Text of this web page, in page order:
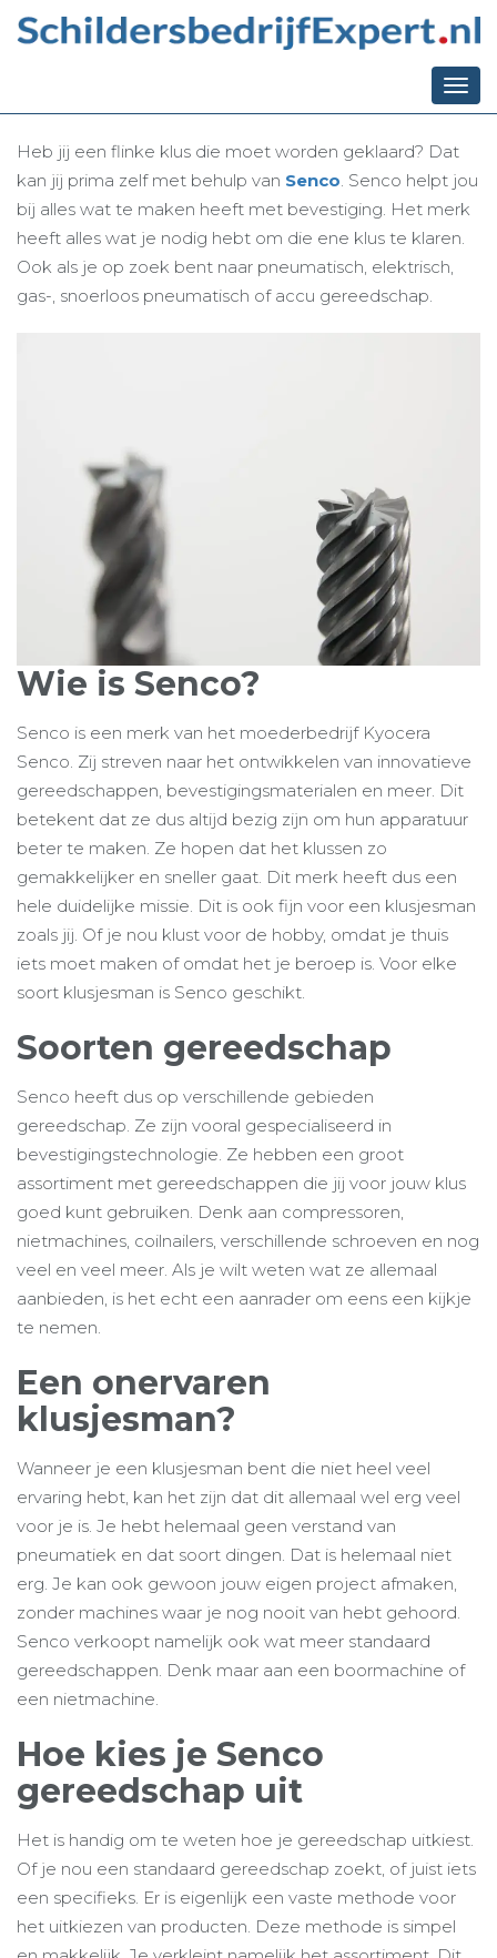
Ga terug naar het overzicht
Alles over het merk
Heb jij een flinke klus die moet worden geklaard? Dat
kan jij prima zelf met behulp van Senco. Senco helpt jou
bij alles wat te maken heeft met bevestiging. Het merk
heeft alles wat je nodig hebt om die ene klus te klaren.
Ook als je op zoek bent naar pneumatisch, elektrisch,
gas-, snoerloos pneumatisch of accu gereedschap.
Wie is Senco?
Senco is een merk van het moederbedrijf Kyocera
Senco. Zij streven naar het ontwikkelen van innovatieve
gereedschappen, bevestigingsmaterialen en meer. Dit
betekent dat ze dus altijd bezig zijn om hun apparatuur
beter te maken. Ze hopen dat het klussen zo
gemakkelijker en sneller gaat. Dit merk heeft dus een
hele duidelijke missie. Dit is ook fijn voor een klusjesman
zoals jij. Of je nou klust voor de hobby, omdat je thuis
iets moet maken of omdat het je beroep is. Voor elke
soort klusjesman is Senco geschikt.
Soorten gereedschap
Senco heeft dus op verschillende gebieden
gereedschap. Ze zijn vooral gespecialiseerd in
bevestigingstechnologie. Ze hebben een groot
assortiment met gereedschappen die jij voor jouw klus
goed kunt gebruiken. Denk aan compressoren,
nietmachines, coilnailers, verschillende schroeven en nog
veel en veel meer. Als je wilt weten wat ze allemaal
aanbieden, is het echt een aanrader om eens een kijkje
te nemen.
Een onervaren
klusjesman?
Wanneer je een klusjesman bent die niet heel veel
ervaring hebt, kan het zijn dat dit allemaal wel erg veel
voor je is. Je hebt helemaal geen verstand van
pneumatiek en dat soort dingen. Dat is helemaal niet
erg. Je kan ook gewoon jouw eigen project afmaken,
zonder machines waar je nog nooit van hebt gehoord.
Senco verkoopt namelijk ook wat meer standaard
gereedschappen. Denk maar aan een boormachine of
een nietmachine.
Hoe kies je Senco
gereedschap uit
Het is handig om te weten hoe je gereedschap uitkiest.
Of je nou een standaard gereedschap zoekt, of juist iets
een specifieks. Er is eigenlijk een vaste methode voor
het uitkiezen van producten. Deze methode is simpel